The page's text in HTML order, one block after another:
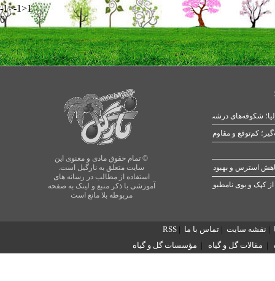
-1>-1>1
0
© تمام حقوق مادی و معنوی این
سایت متعلق به نارگیل است.
استفاده از مطالب در رسانه های
آموزشی با ذکر منبع و لینک به صفحه
مربوطه بلا مانع است
شکوفه‌های درشت در بهار
کپک و بوی نامطبوع
| نقشه سایت | تماس با ما |
RSS
| مقالات گل و گیاه | مؤسسات گل و گیاه